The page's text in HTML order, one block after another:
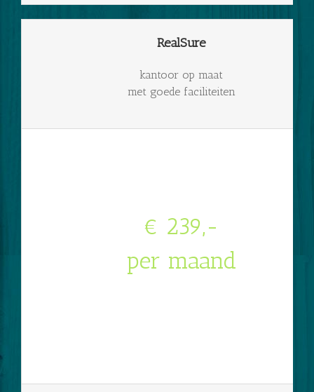
RealSure
kantoor op maat
met goede faciliteiten
€ 239,-
per maand